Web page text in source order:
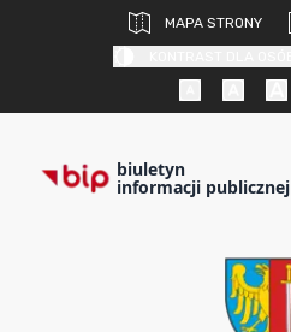
MAPA STRONY
biuletyn
informacji publicznej